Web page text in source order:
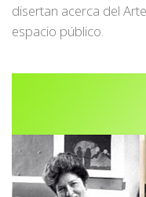
disertan acerca del
espacio público.